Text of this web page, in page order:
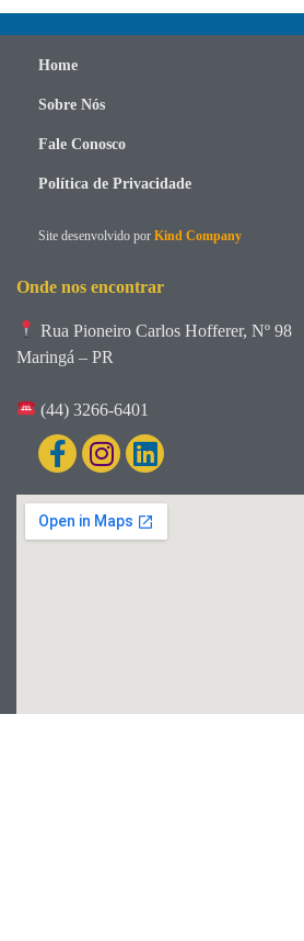
Home
Sobre Nós
Fale Conosco
Política de Privacidade
Site desenvolvido por Kind Company
Onde nos encontrar
Rua Pioneiro Carlos Hofferer, Nº 98
Maringá – PR
(44) 3266-6401